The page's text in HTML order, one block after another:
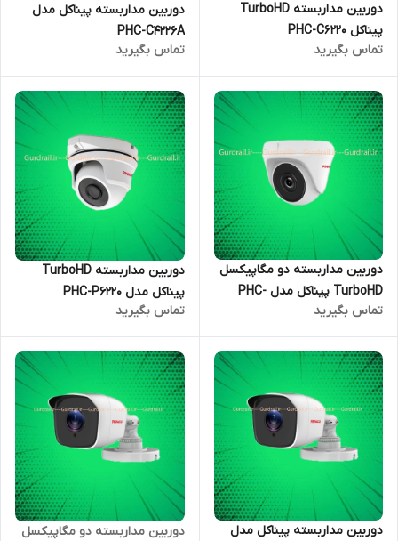
دوربین مداربسته TurboHD
پیناکل PHC-C6220
تماس بگیرید
دوربین مداربسته پیناکل مدل
PHC-C4226A
تماس بگیرید
دوربین مداربسته دو مگاپیکسل
TurboHD پیناکل مدل PHC-
P2224
تماس بگیرید
دوربین مداربسته TurboHD
پیناکل مدل PHC-P6220
تماس بگیرید
دوربین مداربسته پیناکل مدل
دوربین مداربسته دو مگاپیکسل